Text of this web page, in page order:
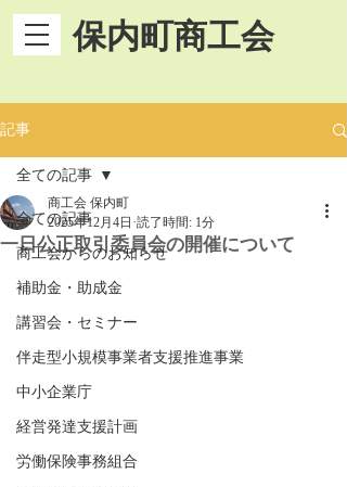
保内町商工会
記事
全ての記事
商工会からのお知らせ
補助金・助成金
講習会・セミナー
伴走型小規模事業者支援推進事業
中小企業庁
経営発達支援計画
労働保険事務組合
全ての記事
一日公正取引委員会の開催について
商工会 保内町
2025年12月4日 読了時間: 1分